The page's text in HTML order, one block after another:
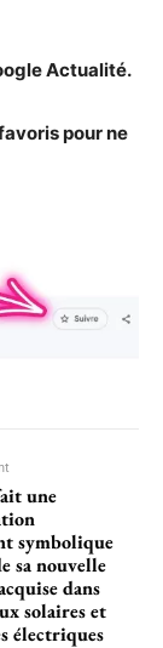
Actualité.
pour ne
une
symbolique
sa nouvelle
dans
solaires et
électriques